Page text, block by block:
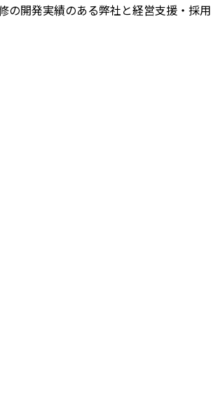
の開発実績のある弊社と経営支援・採用